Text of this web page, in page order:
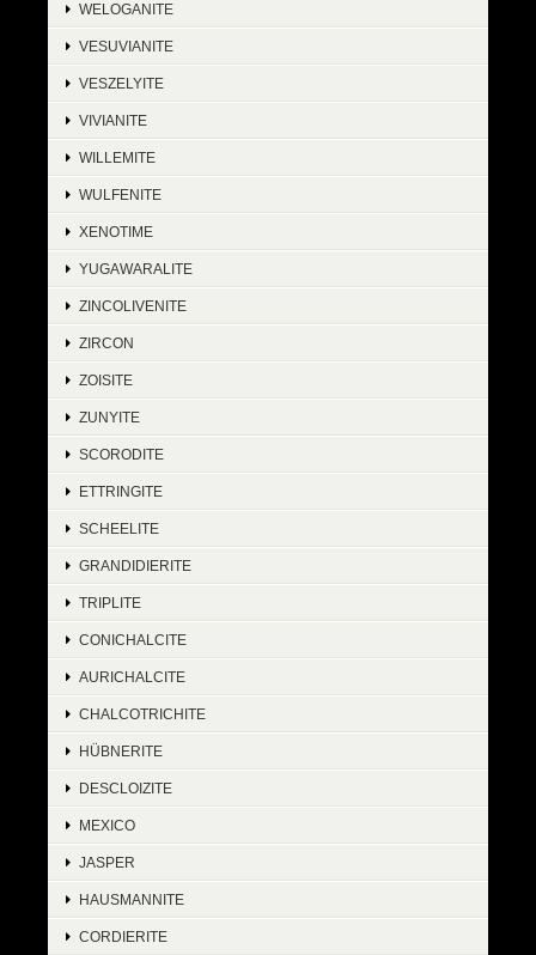
WELOGANITE
VESUVIANITE
VESZELYITE
VIVIANITE
WILLEMITE
WULFENITE
XENOTIME
YUGAWARALITE
ZINCOLIVENITE
ZIRCON
ZOISITE
ZUNYITE
SCORODITE
ETTRINGITE
SCHEELITE
GRANDIDIERITE
TRIPLITE
CONICHALCITE
AURICHALCITE
CHALCOTRICHITE
HÜBNERITE
DESCLOIZITE
MEXICO
JASPER
HAUSMANNITE
CORDIERITE